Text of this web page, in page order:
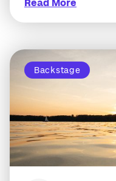
Read More
Backstage